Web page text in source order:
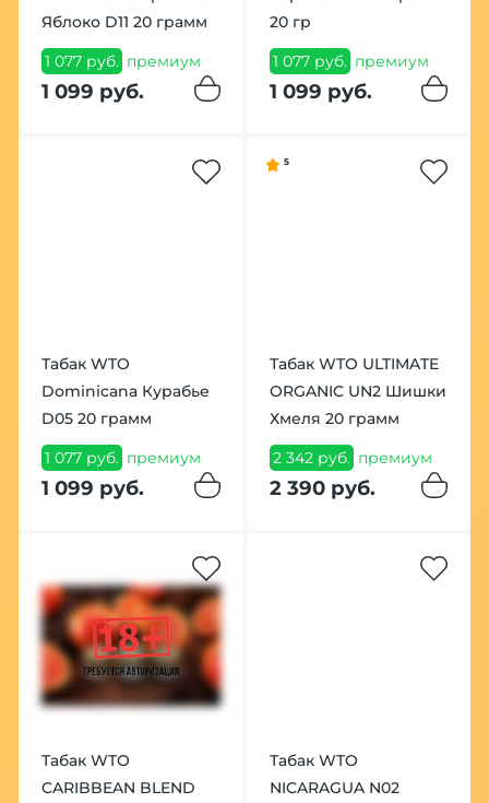
Яблоко D11 20 грамм
1 077 руб. премиум
1 099 руб.
20 гр
1 077 руб. премиум
1 099 руб.
Табак WTO
Dominicana Курабье
D05 20 грамм
1 077 руб. премиум
1 099 руб.
5
Табак WTO ULTIMATE
ORGANIC UN2 Шишки
Хмеля 20 грамм
2 342 руб. премиум
2 390 руб.
Табак WTO
CARIBBEAN BLEND
Табак WTO
NICARAGUA N02